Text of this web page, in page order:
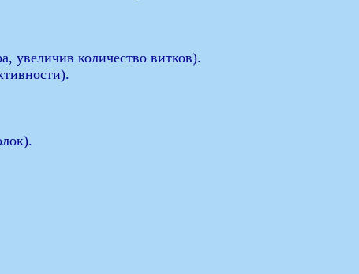
увеличив количество витков).